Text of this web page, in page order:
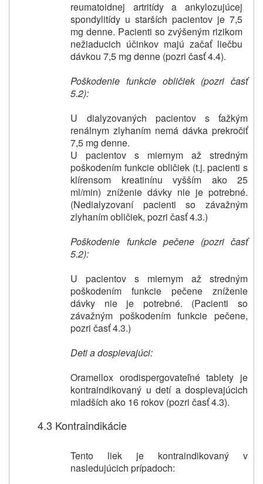
reumatoidnej artritídy a ankylozujúcej
spondylitídy u starších pacientov je 7,5
mg denne. Pacienti so zvýšeným rizikom
nežiaducich účinkov majú začať liečbu
dávkou 7,5 mg denne (pozri časť 4.4).
Poškodenie funkcie obličiek (pozri časť
5.2):
U dialyzovaných pacientov s ťažkým
renálnym zlyhaním nemá dávka prekročiť
7,5 mg denne.
U pacientov s miernym až stredným
poškodením funkcie obličiek (t.j. pacienti s
klírensom kreatinínu vyšším ako 25
ml/min) zníženie dávky nie je potrebné.
(Nedialyzovaní pacienti so závažným
zlyhaním obličiek, pozri časť 4.3.)
Poškodenie funkcie pečene (pozri časť
5.2):
U pacientov s miernym až stredným
poškodením funkcie pečene zníženie
dávky nie je potrebné. (Pacienti so
závažným poškodením funkcie pečene,
pozri časť 4.3.)
Deti a dospievajúci:
Oramellox orodispergovateľné tablety je
kontraindikovaný u detí a dospievajúcich
mladších ako 16 rokov (pozri časť 4.3).
4.3 Kontraindikácie
Tento liek je kontraindikovaný v
nasledujúcich prípadoch: